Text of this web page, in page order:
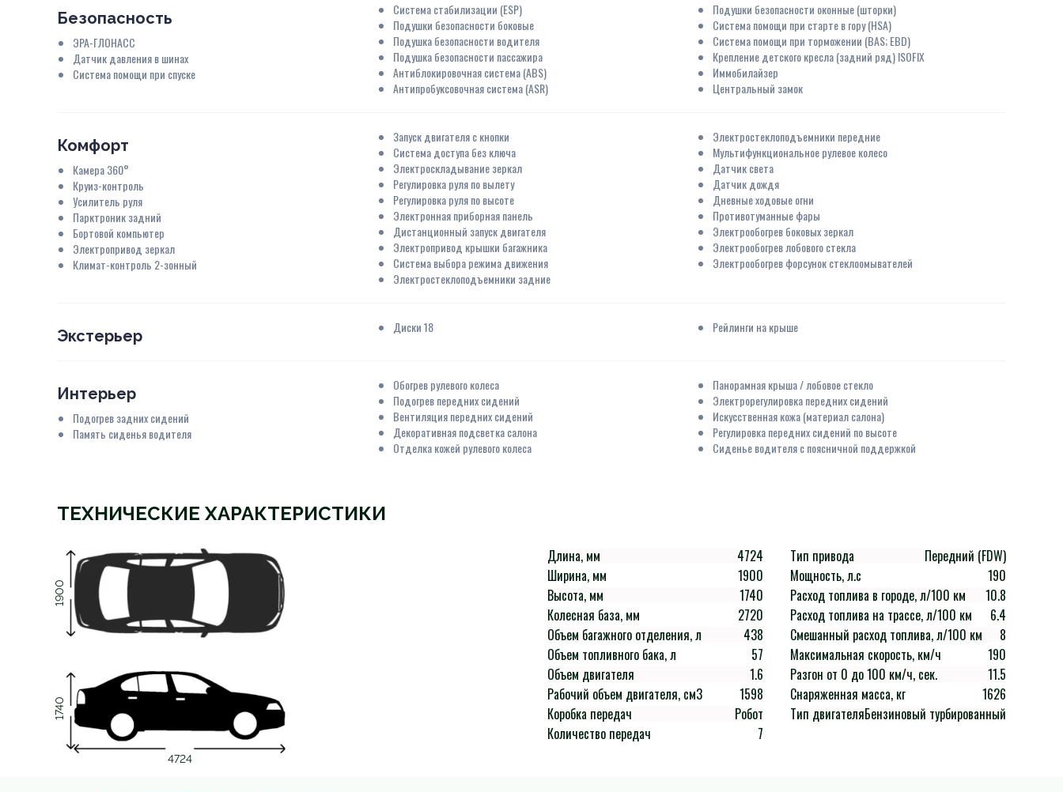
Безопасность
ЭРА-ГЛОНАСС
Датчик давления в шинах
Система помощи при спуске
Система стабилизации (ESP)
Подушки безопасности боковые
Подушка безопасности водителя
Подушка безопасности пассажира
Антиблокировочная система (ABS)
Антипробуксовочная система (ASR)
Подушки безопасности оконные (шторки)
Система помощи при старте в гору (HSA)
Система помощи при торможении (BAS; EBD)
Крепление детского кресла (задний ряд) ISOFIX
Иммобилайзер
Центральный замок
Комфорт
Камера 360°
Круиз-контроль
Усилитель руля
Парктроник задний
Бортовой компьютер
Электропривод зеркал
Климат-контроль 2-зонный
Запуск двигателя с кнопки
Система доступа без ключа
Электроскладывание зеркал
Регулировка руля по вылету
Регулировка руля по высоте
Электронная приборная панель
Дистанционный запуск двигателя
Электропривод крышки багажника
Система выбора режима движения
Электростеклоподъемники задние
Электростеклоподъемники передние
Мультифункциональное рулевое колесо
Датчик света
Датчик дождя
Дневные ходовые огни
Противотуманные фары
Электрообогрев боковых зеркал
Электрообогрев лобового стекла
Электрообогрев форсунок стеклоомывателей
Экстерьер Диски 18 Рейлинги на крыше
Интерьер
Подогрев задних сидений
Память сиденья водителя
Обогрев рулевого колеса
Подогрев передних сидений
Вентиляция передних сидений
Декоративная подсветка салона
Отделка кожей рулевого колеса
Панорамная крыша / лобовое стекло
Электрорегулировка передних сидений
Искусственная кожа (материал салона)
Регулировка передних сидений по высоте
Сиденье водителя с поясничной поддержкой
ТЕХНИЧЕСКИЕ ХАРАКТЕРИСТИКИ
4724
1900
1740
Длина, мм
4724
Ширина, мм
1900
Высота, мм
1740
Колесная база, мм
2720
Объем багажного отделения, л
438
Объем топливного бака, л
57
Объем двигателя
1.6
Рабочий объем двигателя, см3
1598
Коробка передач
Робот
Количество передач
7
Тип привода
Передний (FDW)
Мощность, л.с
190
Расход топлива в городе, л/100 км
10.8
Расход топлива на трассе, л/100 км
6.4
Смешанный расход топлива, л/100 км
8
Максимальная скорость, км/ч
190
Разгон от 0 до 100 км/ч, сек.
11.5
Снаряженная масса, кг
1626
Тип двигателяБензиновый турбированный